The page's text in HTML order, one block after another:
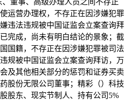
董事、高级办理人员之间不存正
运营办理权，不存正在因涉嫌犯罪
违法违规被中国证监会立案查询拜
完成，尚未有明白结论的景象；截
国籍，不存正在因涉嫌犯罪被司法
规被中国证监会立案查询拜访，万
及其他相关部分的惩罚和证券买卖
股份无限公司董事；精彩（）科技
股东、现实节制人、持有公司5%